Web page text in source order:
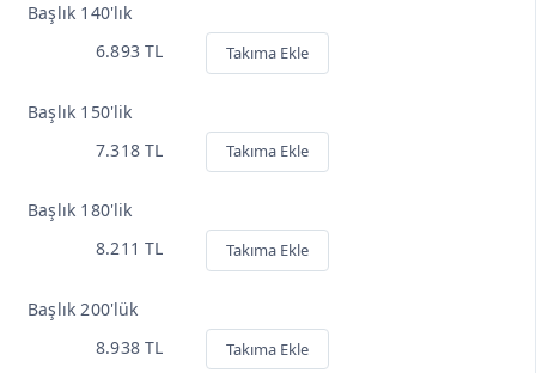
Başlık 140'lık
6.893 TL
Takıma Ekle
Başlık 150'lik
7.318 TL
Takıma Ekle
Başlık 180'lik
8.211 TL
Takıma Ekle
Başlık 200'lük
8.938 TL
Takıma Ekle